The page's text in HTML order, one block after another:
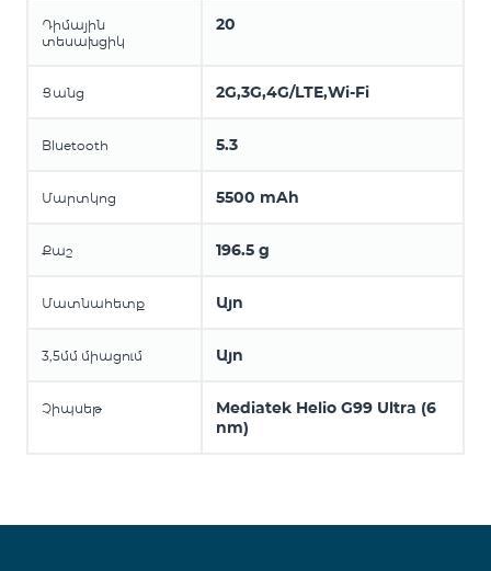
Դիմային
տեսախցիկ
20
Ցանց 2G,3G,4G/LTE,Wi-Fi
Bluetooth 5.3
Մարտկոց 5500 mAh
Քաշ 196.5 g
Մատնահետք Այո
3,5մմ միացում Այո
Չիպսեթ
Mediatek Helio G99 Ultra (6
nm)